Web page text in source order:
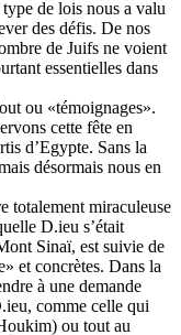
de lois nous a valu
des défis. De nos
de Juifs ne voient
essentielles dans
ou «témoignages».
cette fête en
d’Egypte. Sans la
désormais nous en
totalement miraculeuse
D.ieu s’était
Sinaï, est suivie de
et concrètes. Dans la
à une demande
comme celle qui
ou tout au